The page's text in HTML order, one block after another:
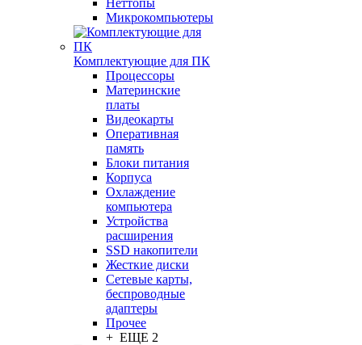
Неттопы
Микрокомпьютеры
Комплектующие для ПК
Процессоры
Материнские
платы
Видеокарты
Оперативная
память
Блоки питания
Корпуса
Охлаждение
компьютера
Устройства
расширения
SSD накопители
Жесткие диски
Сетевые карты,
беспроводные
адаптеры
Прочее
+ ЕЩЕ 2